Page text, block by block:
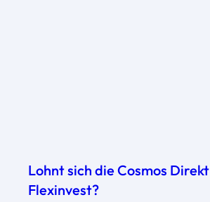
Lohnt sich die Cosmos
Flexinvest?